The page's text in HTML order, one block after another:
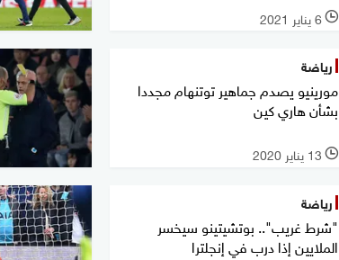
l 6 يناير 2021
رياضة
مورينيو يصدم جماهير توتنهام مجددا
بشأن هاري كين
l 13 يناير 2020
رياضة
"شرط غريب".. بوتشيتينو سيخسر
الملايين إذا درب في إنجلترا